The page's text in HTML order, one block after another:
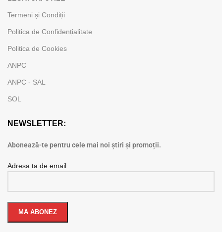
Termeni și Condiții
Politica de Confidențialitate
Politica de Cookies
ANPC
ANPC - SAL
SOL
NEWSLETTER:
Abonează-te pentru cele mai noi știri și promoții.
Adresa ta de email